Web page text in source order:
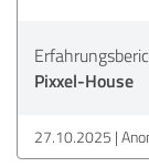
Pixxel-House
27.10.2025